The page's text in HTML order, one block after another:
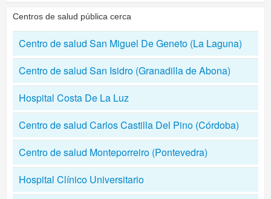
Centros de salud pública cerca
Centro de salud San Miguel De Geneto (La Laguna)
Centro de salud San Isidro (Granadilla de Abona)
Hospital Costa De La Luz
Centro de salud Carlos Castilla Del Pino (Córdoba)
Centro de salud Monteporreiro (Pontevedra)
Hospital Clínico Universitario